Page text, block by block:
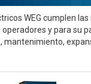
WEG cumplen
y para su
mantenimiento,